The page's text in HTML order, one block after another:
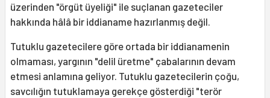
üzerinden "örgüt üyeliği" ile suçlanan gazeteciler
hakkında hâlâ bir iddianame hazırlanmış değil.
Tutuklu gazetecilere göre ortada bir iddianamenin
olmaması, yargının "delil üretme" çabalarının devam
etmesi anlamına geliyor. Tutuklu gazetecilerin çoğu,
savcılığın tutuklamaya gerekçe gösterdiği "terör